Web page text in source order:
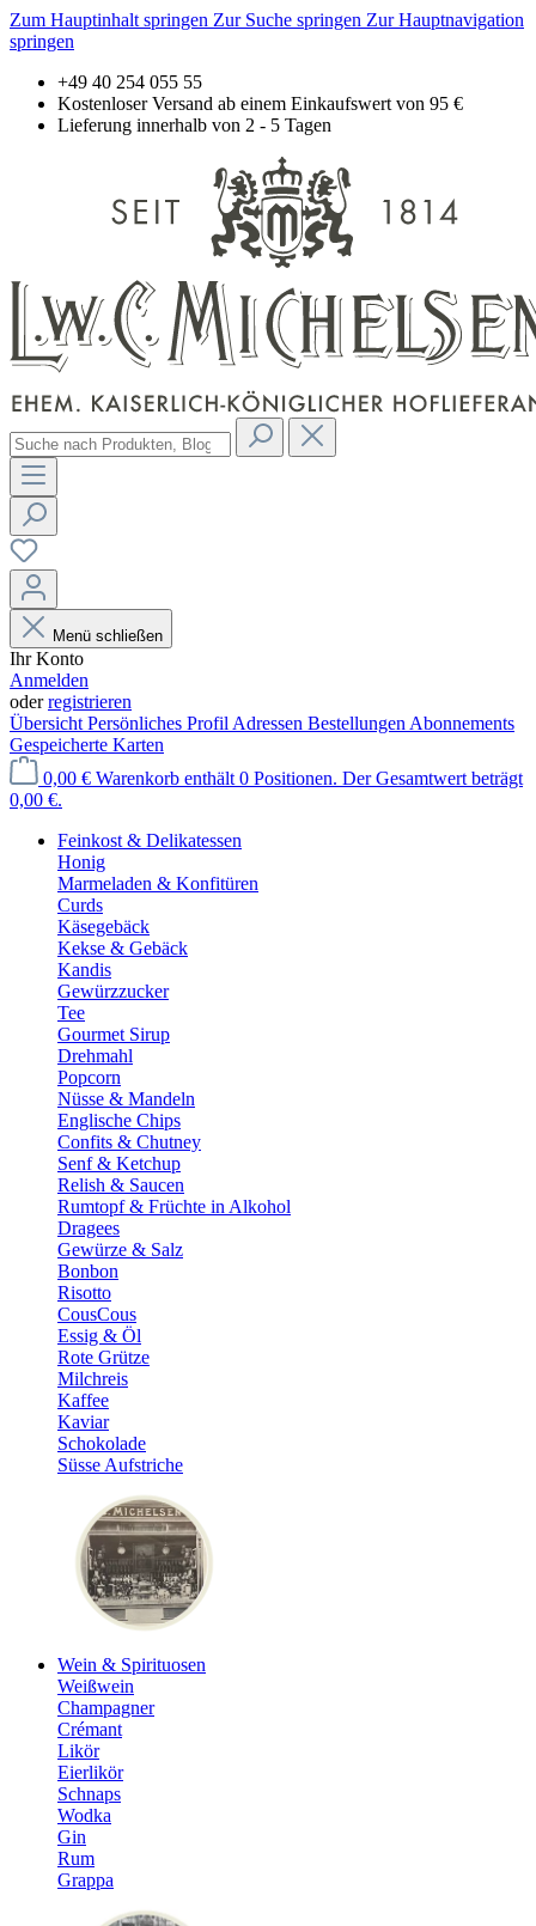
Zum Hauptinhalt springen Zur Suche springen Zur Hauptnavigation
springen
+49 40 254 055 55
Kostenloser Versand ab einem Einkaufswert von 95 €
Lieferung innerhalb von 2 - 5 Tagen
Menü schließen
Ihr Konto
Anmelden
oderregistrieren
Übersicht Persönliches Profil Adressen Bestellungen Abonnements
Gespeicherte Karten
0,00 € Warenkorb enthält 0 Positionen. Der Gesamtwert beträgt
0,00 €.
Feinkost & Delikatessen
Honig
Marmeladen & Konfitüren
Curds
Käsegebäck
Kekse & Gebäck
Kandis
Gewürzzucker
Tee
Gourmet Sirup
Drehmahl
Popcorn
Nüsse & Mandeln
Englische Chips
Confits & Chutney
Senf & Ketchup
Relish & Saucen
Rumtopf & Früchte in Alkohol
Dragees
Gewürze & Salz
Bonbon
Risotto
CousCous
Essig & Öl
Rote Grütze
Milchreis
Kaffee
Kaviar
Schokolade
Süsse Aufstriche
Wein & Spirituosen
Weißwein
Champagner
Crémant
Likör
Eierlikör
Schnaps
Wodka
Gin
Rum
Grappa